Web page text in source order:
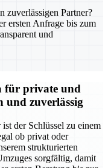
zuverlässigen Partner?
ersten Anfrage bis zum
und
für private und
und zuverlässig
der Schlüssel zu einem
ob privat oder
strukturierten
sorgfältig, damit